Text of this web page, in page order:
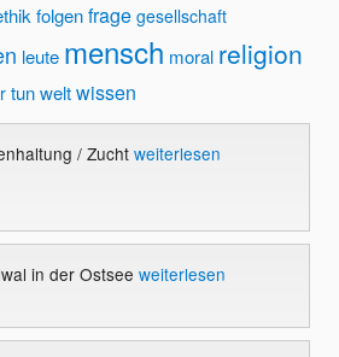
folgenfrage gesellschaft
leute mensch moral religion
tunweltwissen
/ Zuchtweiterlesen
in der Ostsee weiterlesen